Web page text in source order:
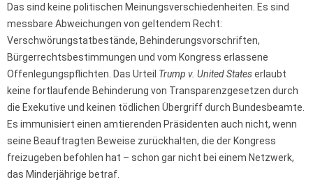
Das sind keine politischen Meinungsverschiedenheiten. Es sind
messbare Abweichungen von geltendem Recht:
Verschwörungstatbestände, Behinderungsvorschriften,
Bürgerrechtsbestimmungen und vom Kongress erlassene
Offenlegungspflichten. Das Urteil Trump v. United Stateserlaubt
keine fortlaufende Behinderung von Transparenzgesetzen durch
die Exekutive und keinen tödlichen Übergriff durch Bundesbeamte.
Es immunisiert einen amtierenden Präsidenten auch nicht, wenn
seine Beauftragten Beweise zurückhalten, die der Kongress
freizugeben befohlen hat – schon gar nicht bei einem Netzwerk,
das Minderjährige betraf.